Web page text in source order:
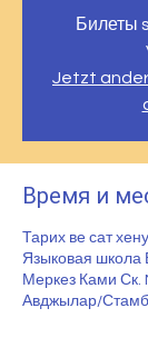
Билеты
Jetzt
Время и
Тарих ве сат
Языковая школа
Меркез Ками Ск.
Авджылар/